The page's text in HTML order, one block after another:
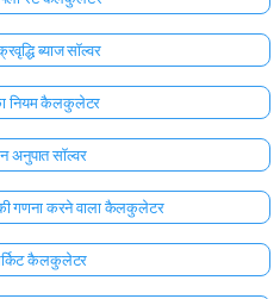
ब्याज सॉल्वर
नियम कैलकुलेटर
अनुपात सॉल्वर
की गणना करने वाला कैलकुलेटर
कैलकुलेटर